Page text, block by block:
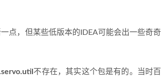
点，但某些低版本的IDEA可能会出一些奇
不存在，其实这个包是有的。当时